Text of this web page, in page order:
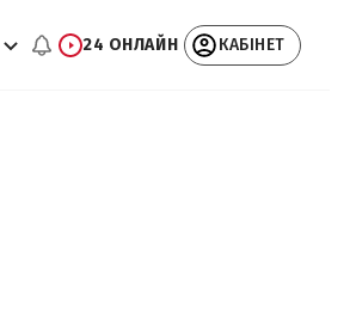
24 ОНЛАЙН КАБІНЕТ